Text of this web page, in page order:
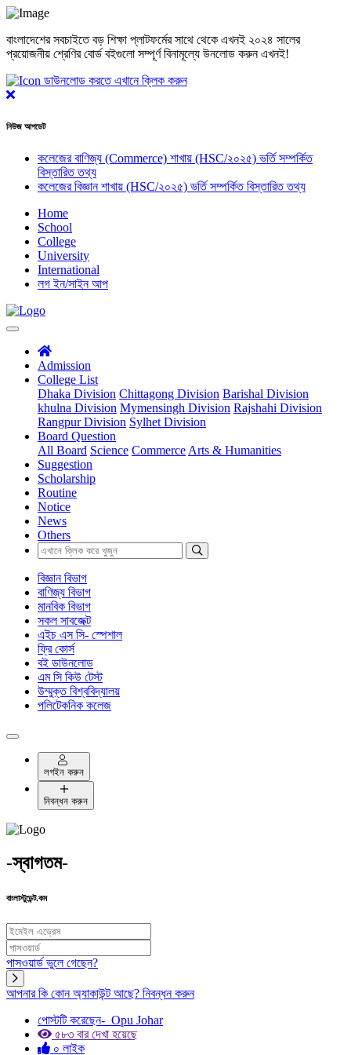
বাংলাদেশের সবচাইতে বড় শিক্ষা প্লাটফর্মের সাথে থেকে এখনই ২০২৪ সালের
প্রয়োজনীয় শ্রেণির বোর্ড বইগুলো সম্পূর্ণ বিনামূল্যে উনলোড করুন এখনই!
ডাউনলোড করতে এখানে ক্লিক করুন
Close
নিউজ আপডেট
কলেজের বাণিজ্য (Commerce) শাখায় (HSC/২০২৫) ভর্তি সম্পর্কিত
বিস্তারিত তথ্য
কলেজের বিজ্ঞান শাখায় (HSC/২০২৫) ভর্তি সম্পর্কিত বিস্তারিত তথ্য
Home
School
College
University
International
লগ ইন/সাইন আপ
Admission
College List
Dhaka Division Chittagong Division Barishal Division
khulna Division Mymensingh Division Rajshahi Division
Rangpur Division Sylhet Division
Board Question
All Board Science Commerce Arts & Humanities
Suggestion
Scholarship
Routine
Notice
News
Others
বিজ্ঞান বিভাগ
বাণিজ্য বিভাগ
মানবিক বিভাগ
সকল সাবজেক্ট
এইচ এস সি- স্পেশাল
ফ্রি কোর্স
বই ডাউনলোড
এম সি কিউ টেস্ট
উম্মুক্ত বিশ্ববিদ্যালয়
পলিটেকনিক কলেজ
লগইন করুন
নিবন্ধন করুন
-স্বাগতম-
বাংলাস্টুডেন্ট.কম
পাসওয়ার্ড ভুলে গেছেন?
আপনার কি কোন অ্যাকাউন্ট আছে? নিবন্ধন করুন
পোস্টটি করেছেন- Opu Johar
৫৮৩ বার দেখা হয়েছে
০ লাইক